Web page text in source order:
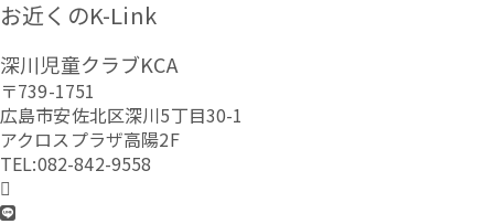
お近くのK-Link
深川児童クラブKCA
〒739-1751
広島市安佐北区深川5丁目30-1
アクロスプラザ高陽2F
TEL:082-842-9558